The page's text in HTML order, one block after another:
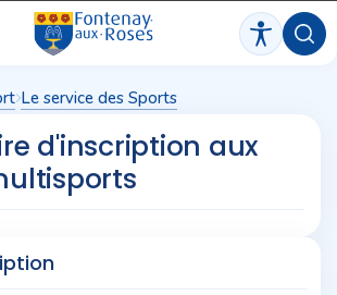
Le service des Sports
d'inscription aux
des cookies